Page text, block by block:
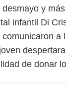
y
infantil Di
a
de donar